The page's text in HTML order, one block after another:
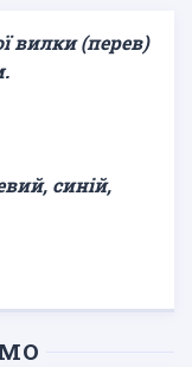
вилки (перев)
синій,